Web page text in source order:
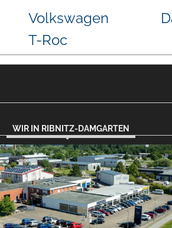
Seat Arona Kia
WIR IN RIBNITZ-DAMGARTEN